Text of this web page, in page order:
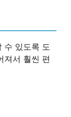
수 있도록 도
져서 훨씬 편